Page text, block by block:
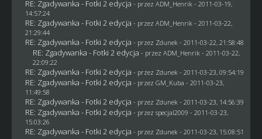
RE: Zgadywanka - Fotki 2 edycja - przez ADM_Henrik - 2011-03-19,
14:57:24
RE: Zgadywanka - Fotki 2 edycja - przez ADM_Henrik - 2011-03-22,
21:29:44
RE: Zgadywanka - Fotki 2 edycja - przez Zdunek - 2011-03-22, 21:58:48
RE: Zgadywanka - Fotki 2 edycja - przez ADM_Henrik - 2011-03-22,
22:09:22
RE: Zgadywanka - Fotki 2 edycja - przez Zdunek - 2011-03-23, 09:54:19
RE: Zgadywanka - Fotki 2 edycja - przez GM_Kuba - 2011-03-23,
11:49:58
RE: Zgadywanka - Fotki 2 edycja - przez Zdunek - 2011-03-23, 14:56:39
RE: Zgadywanka - Fotki 2 edycja - przez specjal2009 - 2011-03-23,
15:03:26
RE: Zgadywanka - Fotki 2 edycja - przez Zdunek - 2011-03-23, 15:08:51